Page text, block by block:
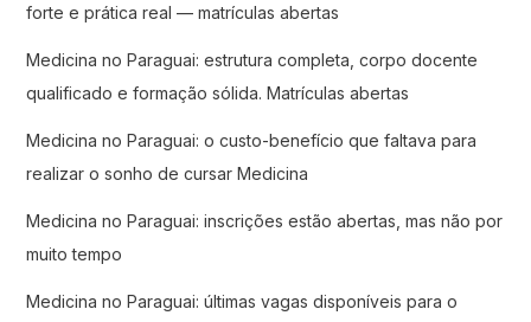
forte e prática real — matrículas abertas
Medicina no Paraguai: estrutura completa, corpo docente
qualificado e formação sólida. Matrículas abertas
Medicina no Paraguai: o custo-benefício que faltava para
realizar o sonho de cursar Medicina
Medicina no Paraguai: inscrições estão abertas, mas não por
muito tempo
Medicina no Paraguai: últimas vagas disponíveis para o